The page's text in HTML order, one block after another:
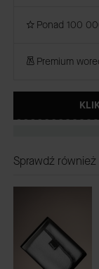
Ponad 100
Premium
Sprawdź również